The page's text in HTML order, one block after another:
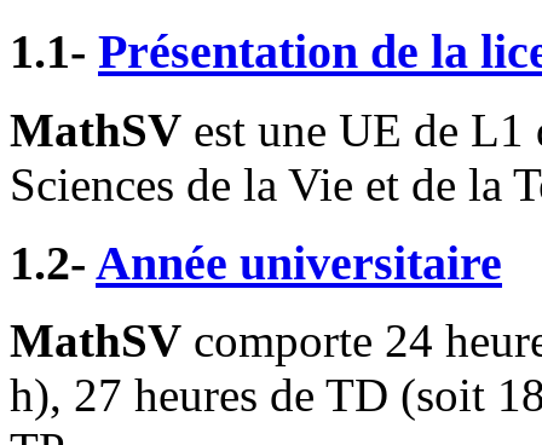
1.1- Présentation de la
MathSV est une UE de
Sciences de la Vie et de la
1.2- Année universitaire
MathSV comporte 24
h), 27 heures de TD (soit